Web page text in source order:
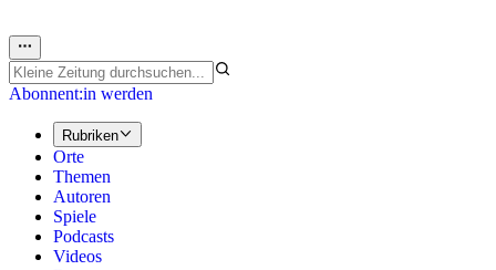
Abonnent:in werden
Rubriken
Orte
Themen
Autoren
Spiele
Podcasts
Videos